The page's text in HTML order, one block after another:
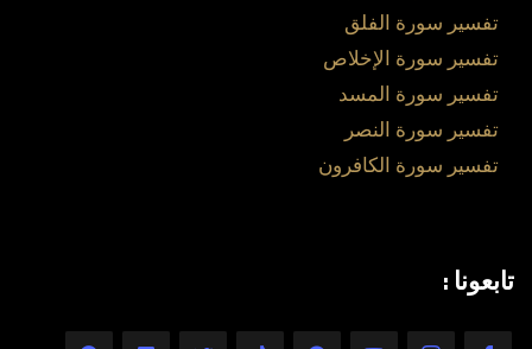
تفسير سورة الفلق
تفسير سورة الإخلاص
تفسير سورة المسد
تفسير سورة النصر
تفسير سورة الكافرون
تابعونا :